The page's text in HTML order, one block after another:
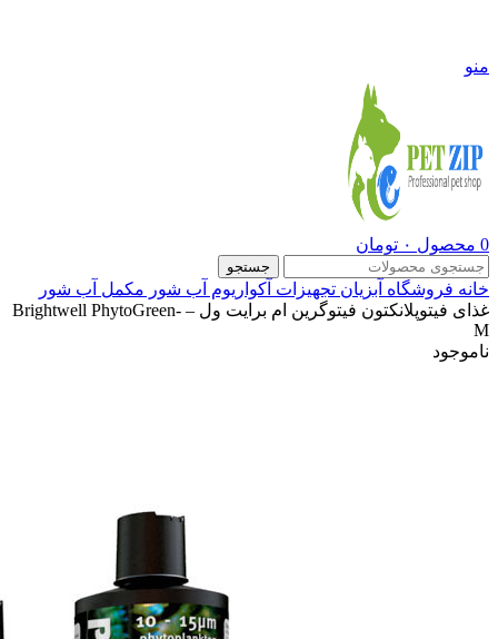
منو
0 محصول ۰ تومان
جستجو
خانه فروشگاه آبزیان تجهیزات آکواریوم آب شور مکمل آب شور
غذای فیتوپلانکتون فیتوگرین ام برایت ول – Brightwell PhytoGreen-
M
ناموجود